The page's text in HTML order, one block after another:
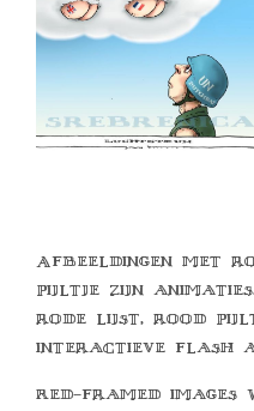
Afbeeldingen met
pijltje zijn
rode lijst, rood
interactieve flash
Red-framed